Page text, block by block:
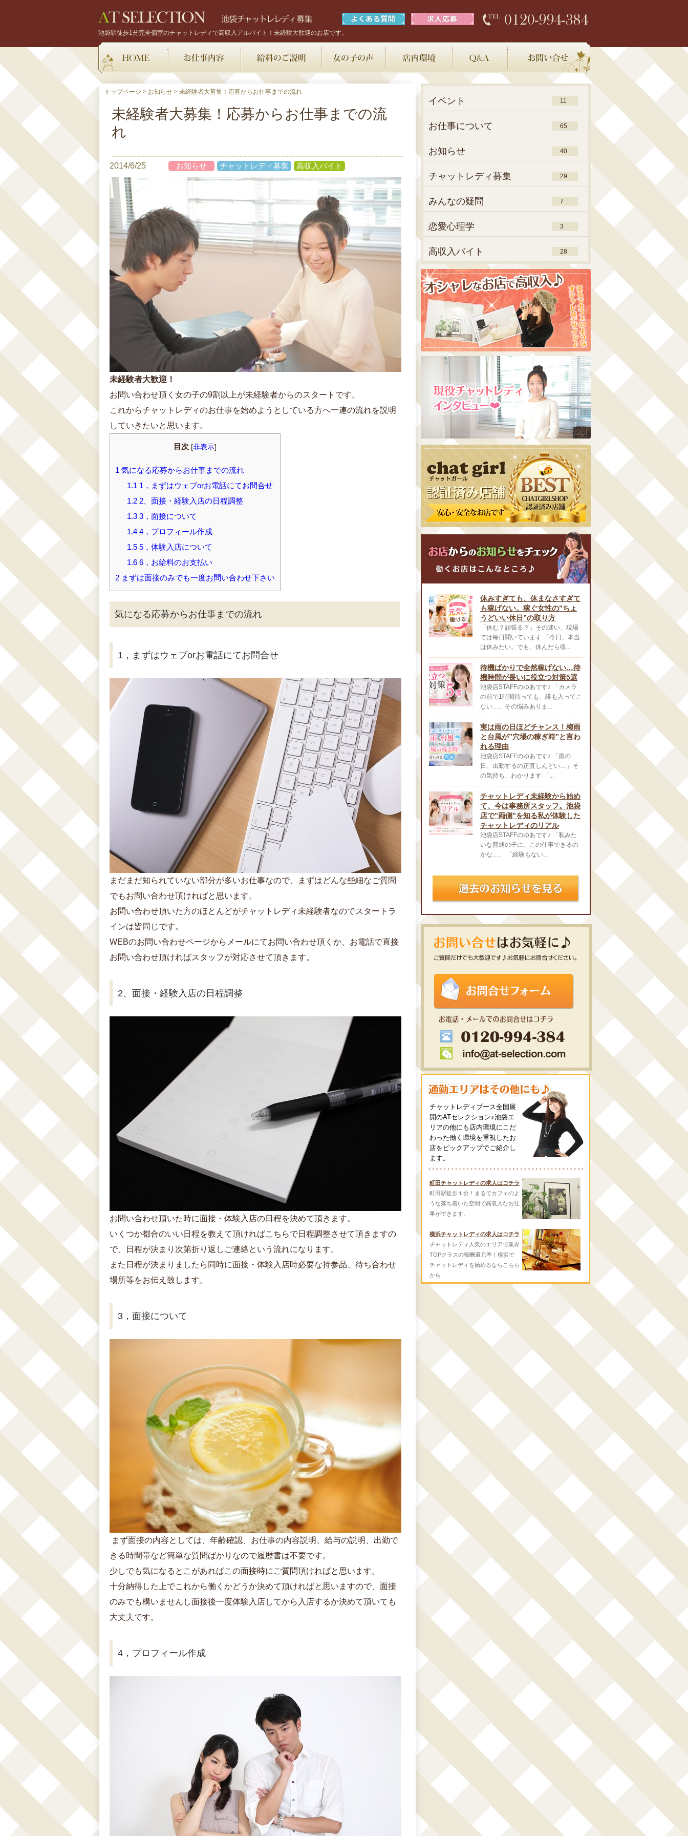
池袋駅徒歩1分完全個室のチャットレディで高収入アルバイト！未経験大歓迎のお店です。
HOME お仕事内容 給料のご説明 女の子の声 店内環境 Q＆A お問い合わせ
トップページ > お知らせ > 未経験者大募集！応募からお仕事までの流れ
未経験者大募集！応募からお仕事までの流
れ
2014/6/25 お知らせ チャットレディ募集 高収入バイト
未経験者大歓迎！
お問い合わせ頂く女の子の9割以上が未経験者からのスタートです。
これからチャットレディのお仕事を始めようとしている方へ一連の流れを説明
していきたいと思います。
目次 [非表示]
1 気になる応募からお仕事までの流れ
1.1 1，まずはウェブorお電話にてお問合せ
1.22、面接・経験入店の日程調整
1.33，面接について
1.44，プロフィール作成
1.55，体験入店について
1.66，お給料のお支払い
2 まずは面接のみでも一度お問い合わせ下さい
気になる応募からお仕事までの流れ
1，まずはウェブorお電話にてお問合せ
まだまだ知られていない部分が多いお仕事なので、まずはどんな些細なご質問
でもお問い合わせ頂ければと思います。
お問い合わせ頂いた方のほとんどがチャットレディ未経験者なのでスタートラ
インは皆同じです。
WEBのお問い合わせページからメールにてお問い合わせ頂くか、お電話で直接
お問い合わせ頂ければスタッフが対応させて頂きます。
2、面接・経験入店の日程調整
お問い合わせ頂いた時に面接・体験入店の日程を決めて頂きます。
いくつか都合のいい日程を教えて頂ければこちらで日程調整させて頂きますの
で、日程が決まり次第折り返しご連絡という流れになります。
また日程が決まりましたら同時に面接・体験入店時必要な持参品、待ち合わせ
場所等をお伝え致します。
3，面接について
まず面接の内容としては、年齢確認、お仕事の内容説明、給与の説明、出勤で
きる時間帯など簡単な質問ばかりなので履歴書は不要です。
少しでも気になるとこがあればこの面接時にご質問頂ければと思います。
十分納得した上でこれから働くかどうか決めて頂ければと思いますので、面接
のみでも構いませんし面接後一度体験入店してから入店するか決めて頂いても
大丈夫です。
4，プロフィール作成
イベント 11
お仕事について 65
お知らせ 40
チャットレディ募集 29
みんなの疑問 7
恋愛心理学 3
高収入バイト 28
休みすぎても、休まなさすぎて
も稼げない。稼ぐ女性の”ちょ
うどいい休日”の取り方
「休む？頑張る？」その迷い、現場
では毎日聞いています 「今日、本当
は休みたい。でも、休んだら収...
待機ばかりで全然稼げない…待
機時間が長いに役立つ対策5選
池袋店STAFFのゆあです♪ 「カメラ
の前で1時間待っても、誰も入ってこ
ない…」その悩みありま...
実は雨の日ほどチャンス！梅雨
と台風が”穴場の稼ぎ時”と言わ
れる理由
池袋店STAFFのゆあです♪ 「雨の
日、出勤するの正直しんどい…」そ
の気持ち、わかります 「...
チャットレディ未経験から始め
て、今は事務所スタッフ。池袋
店で”両側”を知る私が体験した
チャットレディのリアル
池袋店STAFFのゆあです♪ 「私みた
いな普通の子に、この仕事できるの
かな…」 「経験もない...
チャットレディブース全国展
開のATセレクション♪池袋エ
リアの他にも店内環境にこだ
わった働く環境を重視したお
店をピックアップでご紹介し
ます。
町田チャットレディの求人はコチラ
町田駅徒歩１分！まるでカフェのよ
うな落ち着いた空間で高収入なお仕
事ができます。
横浜チャットレディの求人はコチラ
チャットレディ人気のエリアで業界
TOPクラスの報酬還元率！横浜で
チャットレディを始めるならこちら
から